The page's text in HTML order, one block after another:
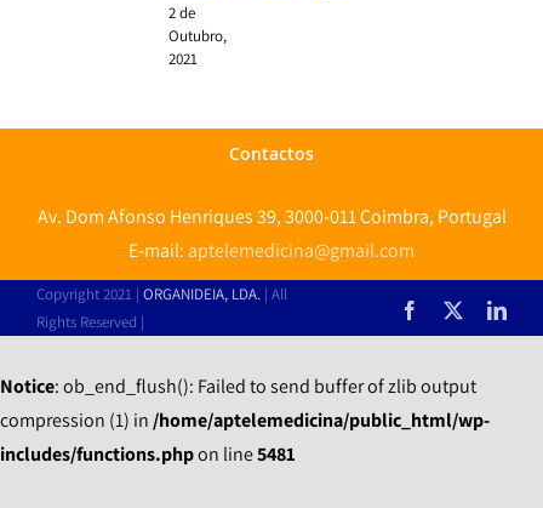
2 de
Outubro,
2021
Contactos
Av. Dom Afonso Henriques 39, 3000-011 Coimbra, Portugal
E-mail: aptelemedicina@gmail.com
Copyright 2021 | ORGANIDEIA, LDA. | All
Rights Reserved |
Facebook
Notice: ob_end_flush(): Failed to send buffer of zlib output
compression (1) in /home/aptelemedicina/public_html/wp-
includes/functions.phpon line5481